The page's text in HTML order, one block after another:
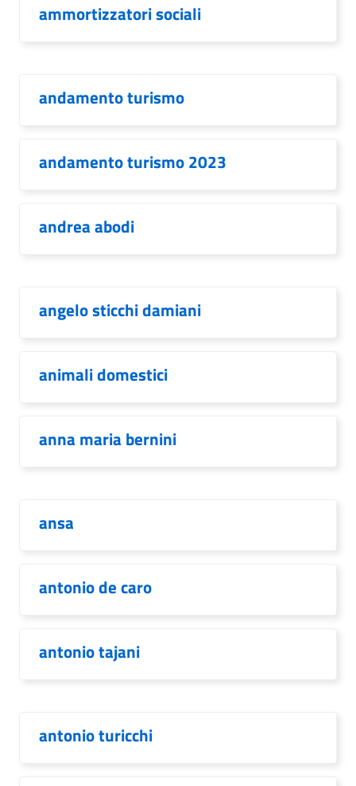
ammortizzatori sociali
andamento turismo
andamento turismo 2023
andrea abodi
angelo sticchi damiani
animali domestici
anna maria bernini
ansa
antonio de caro
antonio tajani
antonio turicchi